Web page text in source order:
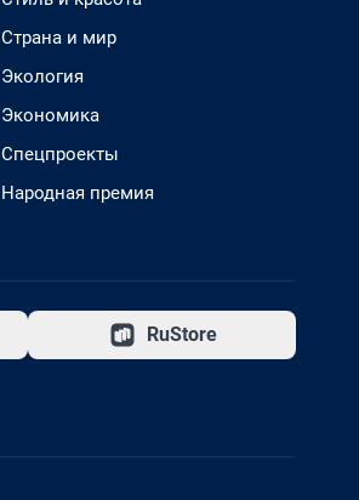
Страна и мир
Экология
Экономика
Спецпроекты
Народная премия
RuStore